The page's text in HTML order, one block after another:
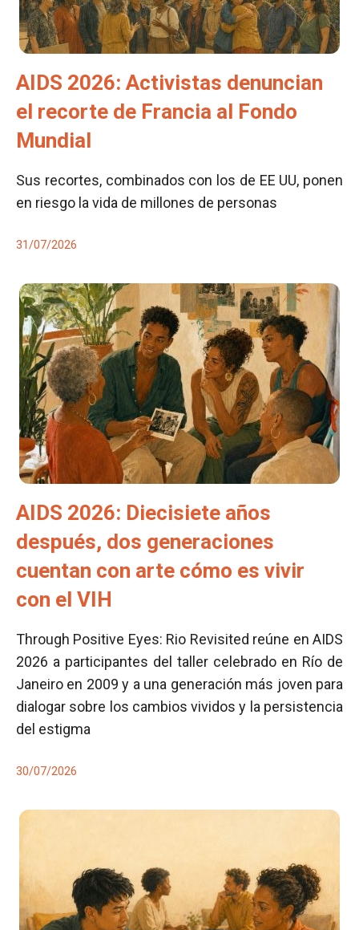
AIDS 2026: Activistas denuncian
el recorte de Francia al Fondo
Mundial
Sus recortes, combinados con los de EE UU, ponen
en riesgo la vida de millones de personas
31/07/2026
AIDS 2026: Diecisiete años
después, dos generaciones
cuentan con arte cómo es vivir
con el VIH
Through Positive Eyes: Rio Revisited reúne en AIDS
2026 a participantes del taller celebrado en Río de
Janeiro en 2009 y a una generación más joven para
dialogar sobre los cambios vividos y la persistencia
del estigma
30/07/2026